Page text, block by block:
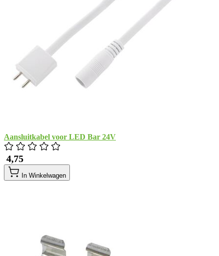
Aansluitkabel voor LED Bar 24V
​ 4,75
In Winkelwagen